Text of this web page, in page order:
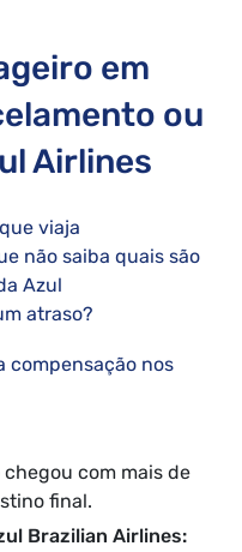
em
ou
Airlines
viaja
não saiba quais são
Azul
atraso?
compensação nos
chegou com mais de
final.
Brazilian Airlines: